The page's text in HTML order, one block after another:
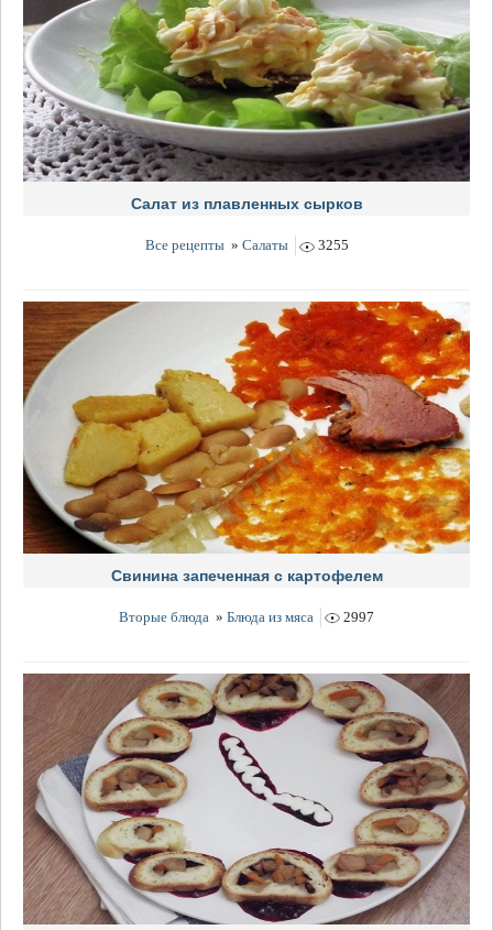
Салат из плавленных сырков
Все рецепты » Салаты 3255
Свинина запеченная с картофелем
Вторые блюда » Блюда из мяса 2997